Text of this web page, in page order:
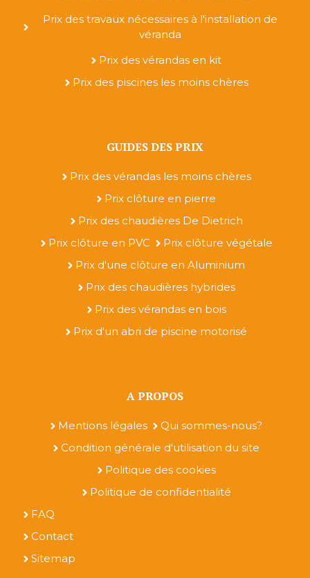
Prix des travaux nécessaires à l'installation de
véranda
Prix des vérandas en kit
Prix des piscines les moins chères
GUIDES DES PRIX
Prix des vérandas les moins chères
Prix clôture en pierre
Prix des chaudières De Dietrich
Prix clôture en PVC
Prix clôture végétale
Prix d'une clôture en Aluminium
Prix des chaudières hybrides
Prix des vérandas en bois
Prix d'un abri de piscine motorisé
A PROPOS
Mentions légales
Qui sommes-nous?
Condition générale d'utilisation du site
Politique des cookies
Politique de confidentialité
FAQ
Contact
Sitemap